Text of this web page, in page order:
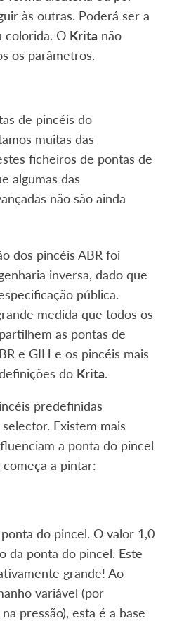
às outras. Poderá ser a
colorida. O Krita não
os parâmetros.
de pincéis do
muitas das
ficheiros de pontas de
algumas das
não são ainda
dos pincéis ABR foi
inversa, dado que
pública.
medida que todos os
partilhem as pontas de
e GIH e os pincéis mais
do Krita.
predefinidas
Existem mais
a ponta do pincel
a pintar:
do pincel. O valor 1,0
da ponta do pincel. Este
grande! Ao
variável (por
pressão), esta é a base